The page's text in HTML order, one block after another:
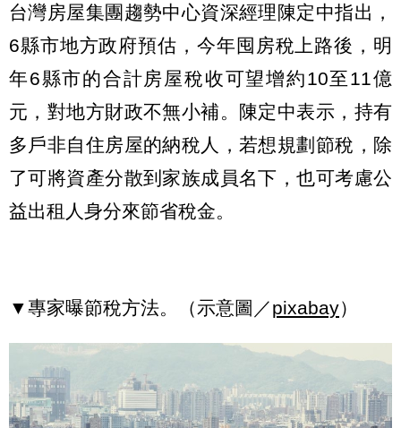
台灣房屋集團趨勢中心資深經理陳定中指出，
6縣市地方政府預估，今年囤房稅上路後，明
年6縣市的合計房屋稅收可望增約10至11億
元，對地方財政不無小補。陳定中表示，持有
多戶非自住房屋的納稅人，若想規劃節稅，除
了可將資產分散到家族成員名下，也可考慮公
益出租人身分來節省稅金。
▼專家曝節稅方法。（示意圖／pixabay）